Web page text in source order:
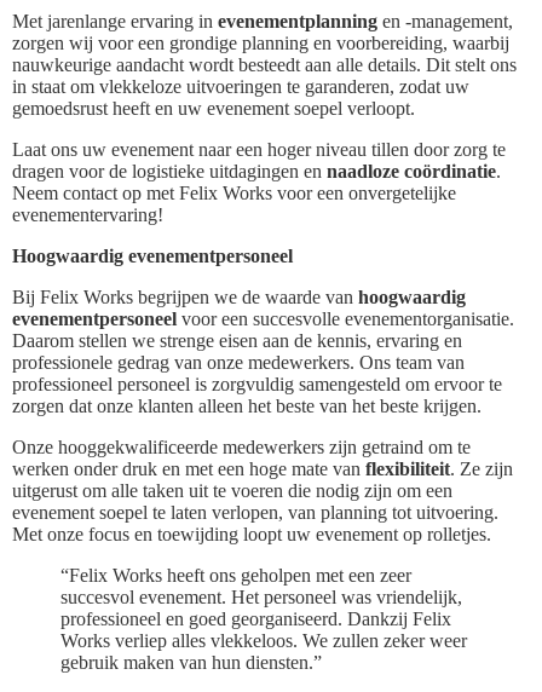
Met jarenlange ervaring in evenementplanning en -management,
zorgen wij voor een grondige planning en voorbereiding, waarbij
nauwkeurige aandacht wordt besteedt aan alle details. Dit stelt ons
in staat om vlekkeloze uitvoeringen te garanderen, zodat uw
gemoedsrust heeft en uw evenement soepel verloopt.
Laat ons uw evenement naar een hoger niveau tillen door zorg te
dragen voor de logistieke uitdagingen en naadloze coördinatie.
Neem contact op met Felix Works voor een onvergetelijke
evenementervaring!
Hoogwaardig evenementpersoneel
Bij Felix Works begrijpen we de waarde van hoogwaardig
evenementpersoneel voor een succesvolle evenementorganisatie.
Daarom stellen we strenge eisen aan de kennis, ervaring en
professionele gedrag van onze medewerkers. Ons team van
professioneel personeel is zorgvuldig samengesteld om ervoor te
zorgen dat onze klanten alleen het beste van het beste krijgen.
Onze hooggekwalificeerde medewerkers zijn getraind om te
werken onder druk en met een hoge mate van flexibiliteit. Ze zijn
uitgerust om alle taken uit te voeren die nodig zijn om een
evenement soepel te laten verlopen, van planning tot uitvoering.
Met onze focus en toewijding loopt uw evenement op rolletjes.
“Felix Works heeft ons geholpen met een zeer
succesvol evenement. Het personeel was vriendelijk,
professioneel en goed georganiseerd. Dankzij Felix
Works verliep alles vlekkeloos. We zullen zeker weer
gebruik maken van hun diensten.”